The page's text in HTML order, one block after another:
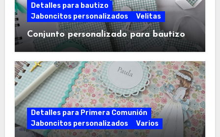
Detalles para bautizo
Jaboncitos personalizados
Velitas
Conjunto personalizado para bautizo
Detalles para Primera Comunión
Jaboncitos personalizados
Varios